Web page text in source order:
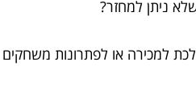
למכירה או לפתרונות משחקים